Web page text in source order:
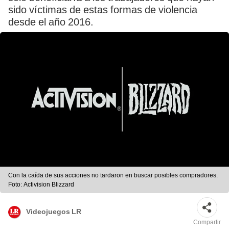
sido víctimas de estas formas de violencia
desde el año 2016.
Con la caída de sus acciones no tardaron en buscar posibles compradores.
Foto: Activision Blizzard
Videojuegos LR
Compartir